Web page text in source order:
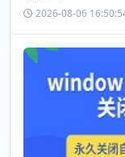
2026-08-06